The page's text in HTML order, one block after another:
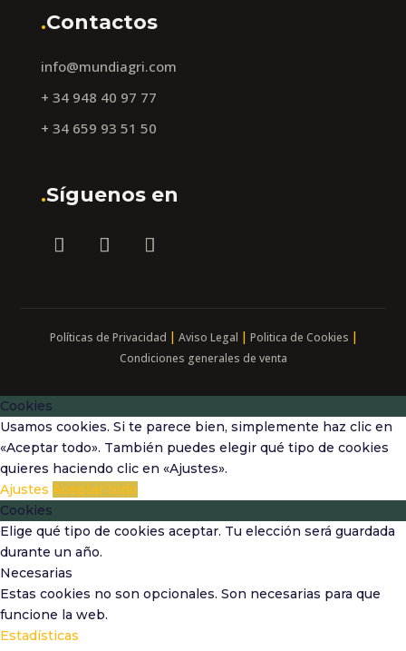
.Contactos
info@mundiagri.com
+ 34 948 40 97 77
+ 34 659 93 51 50
.Síguenos en
Políticas de Privacidad | Aviso Legal | Politica de Cookies |
Condiciones generales de venta
Cookies
Usamos cookies. Si te parece bien, simplemente haz clic en
«Aceptar todo». También puedes elegir qué tipo de cookies
quieres haciendo clic en «Ajustes».
Ajustes Aceptar todo
Cookies
Elige qué tipo de cookies aceptar. Tu elección será guardada
durante un año.
Necesarias
Estas cookies no son opcionales. Son necesarias para que
funcione la web.
Estadísticas